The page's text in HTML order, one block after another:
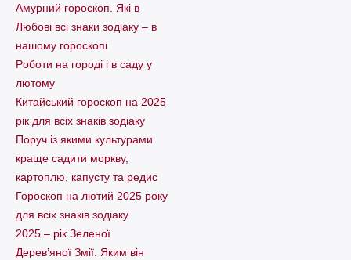
Амурний гороскоп. Які в
Любові всі знаки зодіаку – в
нашому гороскопі
Pоботи на городі і в саду у
лютому
Китайський гороскоп на 2025
рік для всіх знаків зодіаку
Поруч із якими культурами
краще садити моркву,
картоплю, капусту та редис
Гороскоп на лютий 2025 року
для всіх знаків зодіаку
2025 – рік Зеленої
Дерев’яної Змії. Яким він